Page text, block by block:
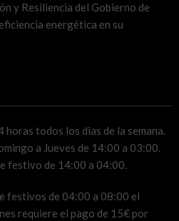
y Resiliencia del Gobierno de
energética en su
horas todos los dias de la semana.
a Jueves de 14:00 a 03:00.
festivo de 14:00 a 04:00.
festivos de 04:00 a 08:00 el
requiere el pago de 15€ por